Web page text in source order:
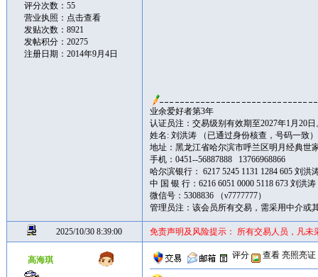
评分次数：55
营业执照： 点击查看
发贴次数：8921
发帖积分：20275
注册日期：2014年9月4日
业余爱好者第3年
认证员注：交易级别有效期至2027年1月20日
姓名: 刘洪涛 （已通过身份核查，号码一
地址：黑龙江省哈尔滨市呼兰区明月经典
手机：0451--56887888 13766968866
哈尔滨银行： 6217 5245 1131 1284 605 刘洪
中 国 银 行：6216 6051 0000 5118 673 刘洪
微信号：5308836 （ν7777777）
管理员注：该会员所有交易，需采用中介或
2025/10/30 8:39:00 免责声明及风险提示： 所有交易人员，凡
高海琪 评分 查看 亮照亮证